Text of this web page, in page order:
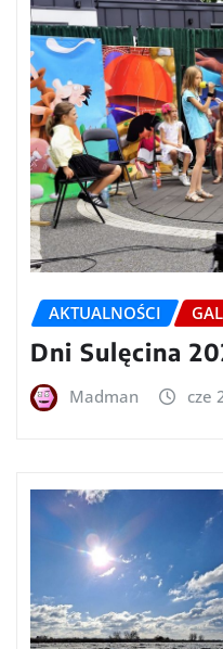
AKTUALNOŚCI
Dni Sulęcina
Madman cze